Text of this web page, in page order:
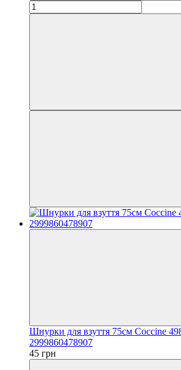
Шнурки для взуття 75см Coccine
2999860478907
45 грн